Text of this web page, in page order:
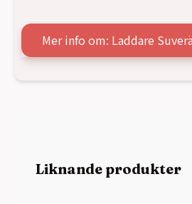
Mer info om: Laddare
Liknande produkter